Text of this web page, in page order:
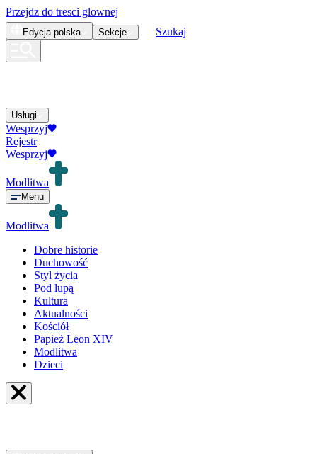
Przejdz do tresci glownej
Edycja polska Sekcje Szukaj
Usługi
Wesprzyj
Rejestr
Wesprzyj
Modlitwa
Menu
Modlitwa
Dobre historie
Duchowość
Styl życia
Pod lupą
Kultura
Aktualności
Kościół
Papież Leon XIV
Modlitwa
Dzieci